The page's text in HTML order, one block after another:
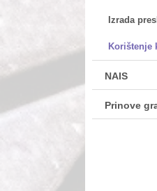
Izrada
Korištenje
NAIS
Prinove